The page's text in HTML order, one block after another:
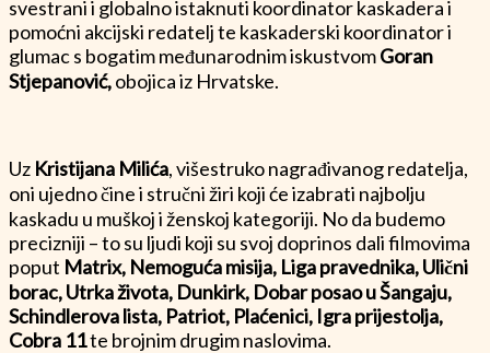
svestrani i globalno istaknuti koordinator kaskadera i
pomoćni akcijski redatelj te kaskaderski koordinator i
glumac s bogatim međunarodnim iskustvomGoran
Stjepanović,obojica iz Hrvatske.
Uz Kristijana Milića, višestruko nagrađivanog redatelja,
oni ujedno čine i stručni žiri koji će izabrati najbolju
kaskadu u muškoj i ženskoj kategoriji. No da budemo
precizniji – to su ljudi koji su svoj doprinos dali filmovima
poput Matrix, Nemoguća misija, Liga pravednika, Ulični
borac,Utrka života, Dunkirk, Dobar posao u Šangaju,
Schindlerova lista, Patriot, Plaćenici, Igra prijestolja,
Cobra 11te brojnim drugim naslovima.